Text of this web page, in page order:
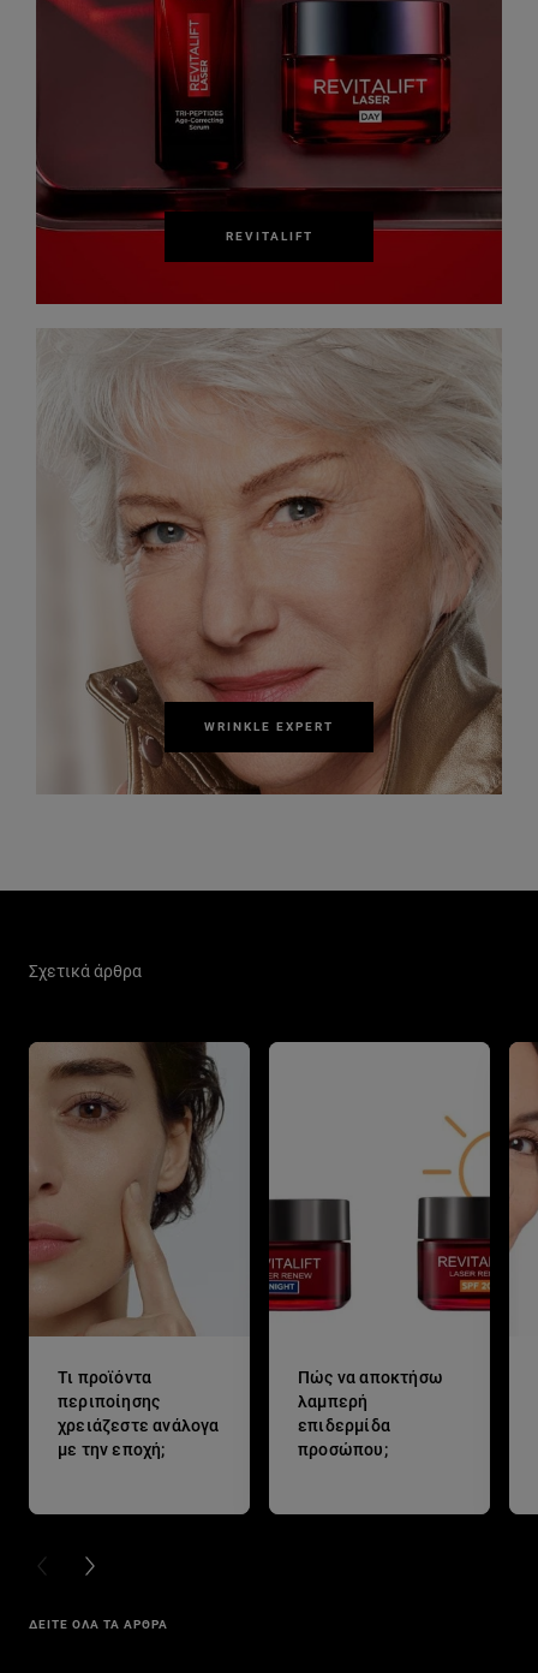
REVITALIFT
WRINKLE EXPERT
Σχετικά άρθρα
Τι προϊόντα
περιποίησης
χρειάζεστε ανάλογα
με την εποχή;
Πώς να αποκτήσω
λαμπερή
επιδερμίδα
προσώπου;
PREVIOUS CARD
NEXT CARD
ΔΕΙΤΕ ΟΛΑ ΤΑ ΑΡΘΡΑ